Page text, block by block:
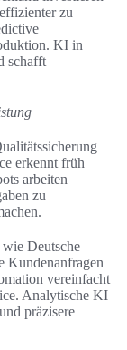
zu
KI in
schafft
erkennt früh
arbeiten
zu
Deutsche
Kundenanfragen
vereinfacht
Analytische KI
präzisere